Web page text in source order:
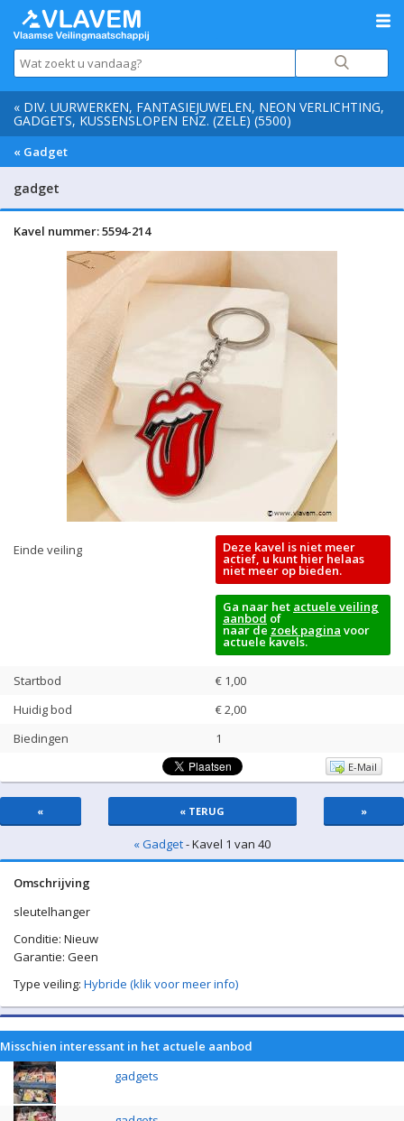
« DIV. UURWERKEN, FANTASIEJUWELEN, NEON VERLICHTING,
GADGETS, KUSSENSLOPEN ENZ. (ZELE) (5500)
« Gadget
gadget
Kavel nummer: 5594-214
Einde veiling Deze kavel is niet meer
actief, u kunt hier helaas
niet meer op bieden.
Ga naar het actuele veiling
aanbod of
naar de zoek pagina voor
actuele kavels.
Startbod
€ 1,00
Huidig bod
€2,00
Biedingen
1
E-Mail
« « TERUG »
« Gadget- Kavel 1 van 40
Omschrijving
sleutelhanger
Conditie: Nieuw
Garantie: Geen
Type veiling: Hybride (klik voor meer info)
Misschien interessant in het actuele aanbod
gadgets